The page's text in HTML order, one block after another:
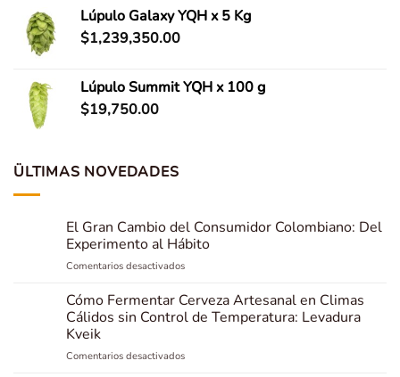
Lúpulo Galaxy YQH x 5 Kg
$1,239,350.00
Lúpulo Summit YQH x 100 g
$19,750.00
ÜLTIMAS NOVEDADES
El Gran Cambio del Consumidor Colombiano: Del
Experimento al Hábito
Comentarios desactivadosen
Gran
Cambio
del
Colombiano:
Cómo Fermentar Cerveza Artesanal en Climas
Cálidos sin Control de Temperatura: Levadura
Kveik
Comentarios desactivadosen